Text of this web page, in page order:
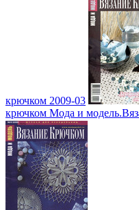
крючком 2009-03
крючком Мода и